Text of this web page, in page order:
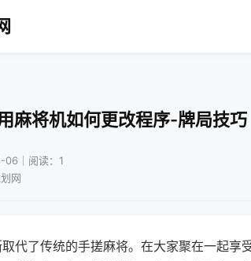
麻将机如何更改程序-牌局技巧
｜阅读：1
网
代了传统的手搓麻将。在大家聚在一起享